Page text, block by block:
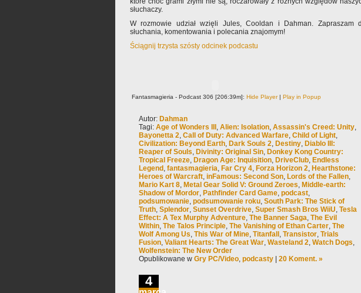
słuchaczy.
W rozmowie udział wzięli Jules, Cooldan i Dahman. Zapraszam
słuchania, komentowania i polecania znajomym!
Ściągnij trzysta szósty odcinek podcastu
Fantasmagieria - Podcast 306 [206:39m]: Hide Player| Play in Popup
Autor: Dahman
Tagi: Age of Wonders III , Alien: Isolation, Assassin's Creed: Unity,
Bayonetta 2, Call of Duty: Advanced Warfare, Child of Light,
Civilization: Beyond Earth, Dark Souls 2, Destiny, Diablo III:
Reaper of Souls, Divinity: Original Sin, Donkey Kong Country:
Tropical Freeze, Dragon Age: Inquisition, DriveClub, Endless
Legend , fantasmagieria, Far Cry 4, Forza Horizon 2, Hearthstone:
Heroes of Warcraft, inFamous: Second Son, Lords of the Fallen,
Mario Kart 8, Metal Gear Solid V: Ground Zeroes, Middle-earth:
Shadow of Mordor, Pathfinder Card Game, podcast,
podsumowanie, podsumowanie roku, South Park: The Stick of
Truth, Splendor, Sunset Overdrive, Super Smash Bros WiiU, Tesla
Effect: A Tex Murphy Adventure, The Banner Saga, The Evil
Within, The Talos Principle, The Vanishing of Ethan Carter, The
Wolf Among Us, This War of Mine, Titanfall , Transistor, Trials
Fusion, Valiant Hearts: The Great War, Wasteland 2, Watch Dogs,
Wolfenstein: The New Order
Opublikowane w Gry PC/Video, podcasty 20 Koment. »
4